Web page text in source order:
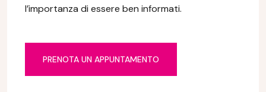
l’importanza di essere ben informati.
PRENOTA UN APPUNTAMENTO